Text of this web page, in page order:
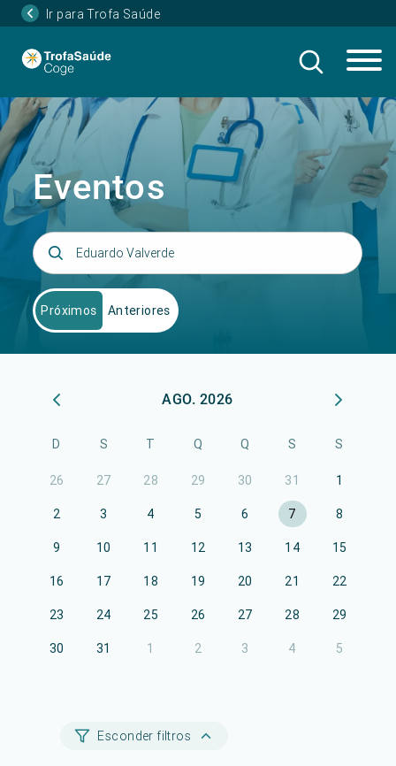
Ir para Trofa Saúde
Eventos
Próximos Anteriores
AGO. 2026
D S T Q Q S S
26 27 28 29 30 31 1
2 3 4 5 6 7 8
9 10 11 12 13 14 15
16 17 18 19 20 21 22
23 24 25 26 27 28 29
30 31 1 2 3 4 5
Esconder filtros